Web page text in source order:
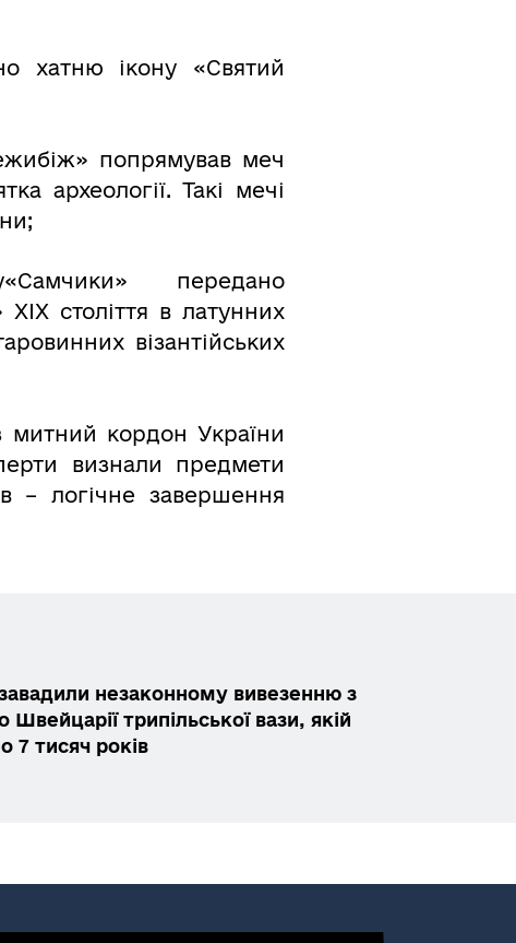
хатню ікону «Святий
попрямував меч
археології. Такі мечі
передано
століття в латунних
візантійських
митний кордон України
визнали предмети
– логічне завершення
незаконному вивезенню з
Швейцарії трипільської вази, якій
7 тисяч років